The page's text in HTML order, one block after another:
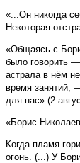
«...Он никогда
Некоторая
«Общаясь с
было говорить
астрала в нём
время занятий,
для нас» (2
«Борис
Когда пламя
огонь. (...) У